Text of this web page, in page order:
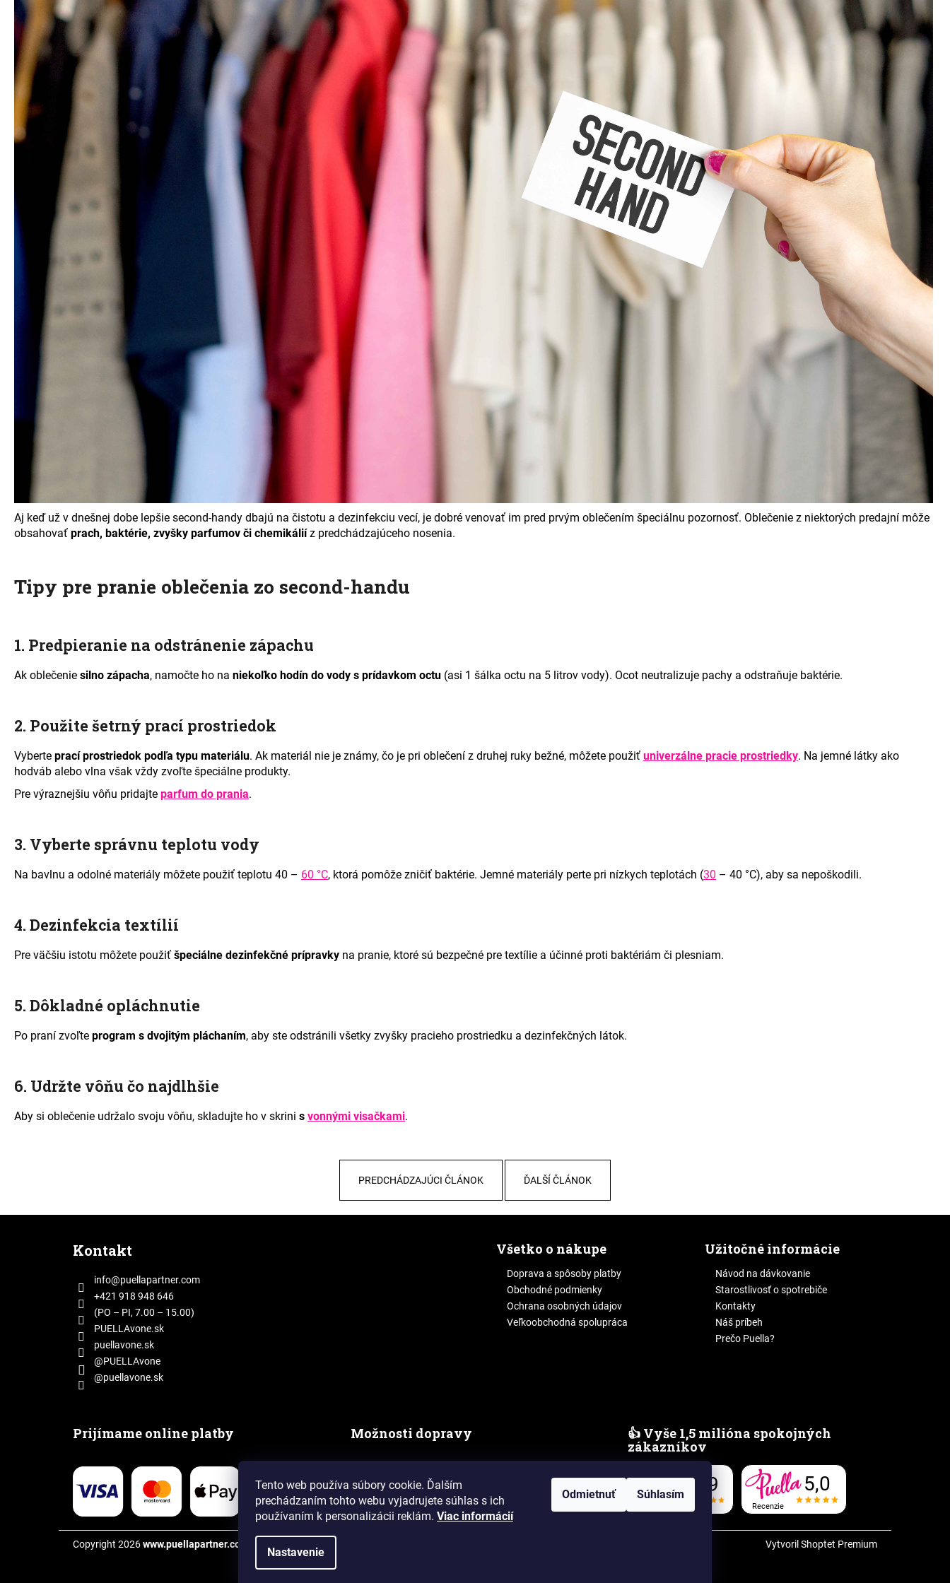
Tento web používa súbory cookie. Ďalším
prechádzaním tohto webu vyjadrujete súhlas s ich
používaním k personalizácii reklám. Viac informácií
Nastavenie
Odmietnuť Súhlasím
Aj keď už v dnešnej dobe lepšie second-handy dbajú na čistotu a dezinfekciu vecí, je dobré venovať im pred prvým oblečením špeciálnu pozornosť. Oblečenie z niektorých predajní môže
obsahovať prach, baktérie, zvyšky parfumov či chemikáliíz predchádzajúceho nosenia.
Tipy pre pranie oblečenia zo second-handu
1. Predpieranie na odstránenie zápachu
Ak oblečenie silno zápacha, namočte ho na niekoľko hodín do vody s prídavkom octu (asi 1 šálka octu na 5 litrov vody). Ocot neutralizuje pachy a odstraňuje baktérie.
2. Použite šetrný prací prostriedok
Vyberte prací prostriedok podľa typu materiálu. Ak materiál nie je známy, čo je pri oblečení z druhej ruky bežné, môžete použiť univerzálne pracie prostriedky. Na jemné látky ako
hodváb alebo vlna však vždy zvoľte špeciálne produkty.
Pre výraznejšiu vôňu pridajte parfum do prania.
3. Vyberte správnu teplotu vody
Na bavlnu a odolné materiály môžete použiť teplotu 40 – 60 °C, ktorá pomôže zničiť baktérie. Jemné materiály perte pri nízkych teplotách (30 – 40 °C), aby sa nepoškodili.
4. Dezinfekcia textílií
Pre väčšiu istotu môžete použiť špeciálne dezinfekčné prípravky na pranie, ktoré sú bezpečné pre textílie a účinné proti baktériám či plesniam.
5. Dôkladné opláchnutie
Po praní zvoľte program s dvojitým pláchaním, aby ste odstránili všetky zvyšky pracieho prostriedku a dezinfekčných látok.
6. Udržte vôňu čo najdlhšie
Aby si oblečenie udržalo svoju vôňu, skladujte ho v skrini s vonnými visačkami.
PREDCHÁDZAJÚCI ČLÁNOK ĎALŠÍ ČLÁNOK
Kontakt
info@puellapartner.com
+421 918 948 646
(PO – PI, 7.00 – 15.00)
PUELLAvone.sk
puellavone.sk
@PUELLAvone
@puellavone.sk
Všetko o nákupe
Doprava a spôsoby platby
Obchodné podmienky
Ochrana osobných údajov
Veľkoobchodná spolupráca
Užitočné informácie
Návod na dávkovanie
Starostlivosť o spotrebiče
Kontakty
Náš príbeh
Prečo Puella?
Prijímame online platby Možnosti dopravy 👍 Vyše 1,5 milióna spokojných
zákazníkov
Recenzie
4,9
Recenzie
5,0
Vytvoril Shoptet Premium
Copyright 2026www.puellapartner.com . Všetky práva vyhradené.